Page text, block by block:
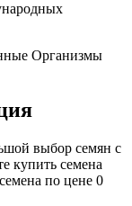
Организмы
выбор семян с
купить семена
по цене 0